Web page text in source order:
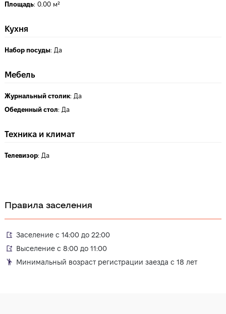
Площадь: 0.00 м²
Кухня
Набор посуды: Да
Мебель
Журнальный столик: Да
Обеденный стол: Да
Техника и климат
Телевизор: Да
Правила заселения
Заселение с 14:00 до 22:00
Выселение с 8:00 до 11:00
Минимальный возраст регистрации заезда с 18 лет